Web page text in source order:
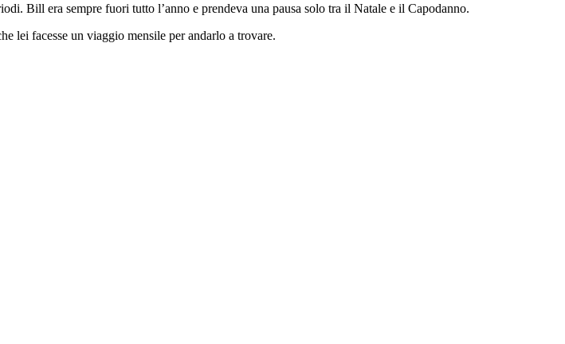
Bill era sempre fuori tutto l’anno e prendeva una pausa solo tra il Natale e il Capodanno.
lei facesse un viaggio mensile per andarlo a trovare.